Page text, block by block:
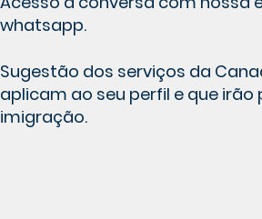
whatsapp.
Sugestão dos serviços da
aplicam ao seu perfil e que
imigração.